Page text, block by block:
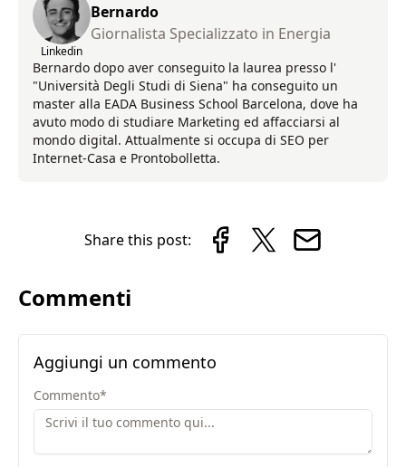
Linkedin
Bernardo
Giornalista Specializzato in Energia
Bernardo dopo aver conseguito la laurea presso l'
"Università Degli Studi di Siena" ha conseguito un
master alla EADA Business School Barcelona, dove ha
avuto modo di studiare Marketing ed affacciarsi al
mondo digital. Attualmente si occupa di SEO per
Internet-Casa e Prontobolletta.
Share this post:
Commenti
Aggiungi un commento
Commento*